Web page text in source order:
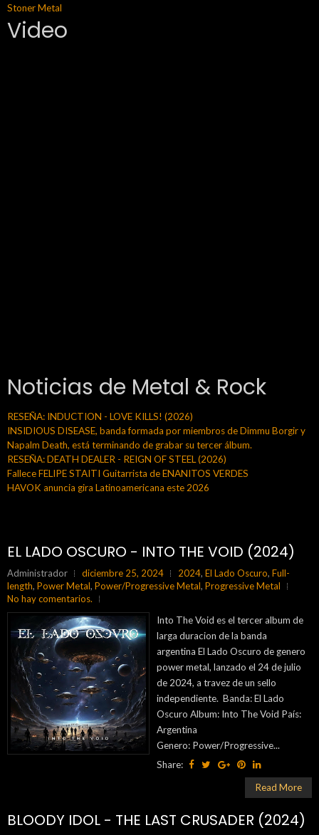
Stoner Metal
Video
Noticias de Metal & Rock
RESEÑA: INDUCTION - LOVE KILLS! (2026)
INSIDIOUS DISEASE, banda formada por miembros de Dimmu Borgir y
Napalm Death, está terminando de grabar su tercer álbum.
RESEÑA: DEATH DEALER - REIGN OF STEEL (2026)
Fallece FELIPE STAITI Guitarrista de ENANITOS VERDES
HAVOK anuncia gira Latinoamericana este 2026
EL LADO OSCURO - INTO THE VOID (2024)
Administrador diciembre 25, 2024 2024, El Lado Oscuro, Full-
length, Power Metal, Power/Progressive Metal, Progressive Metal
No hay comentarios.
Into The Void es el tercer album de
larga duracion de la banda
argentina El Lado Oscuro de genero
power metal, lanzado el 24 de julio
de 2024, a travez de un sello
independiente. Banda: El Lado
Oscuro Album: Into The Void País:
Argentina
Genero: Power/Progressive...
Share:
Read More
BLOODY IDOL - THE LAST CRUSADER (2024)